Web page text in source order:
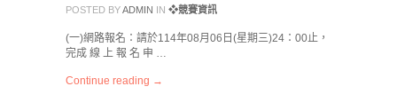
POSTED BYADMIN IN ❖競賽資訊
(一)網路報名：請於114年08月06日(星期三)24：00止，
完成 線 上 報 名 申 …
Continue reading →